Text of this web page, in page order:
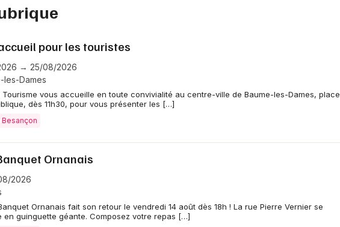
pour les touristes
→ 25/08/2026
les-Dames
Tourisme vous accueille en toute convivialité au centre-ville de Baume-les-Dames, place
dès 11h30, pour vous présenter les […]
Ornanais
2026
Ornanais fait son retour le vendredi 14 août dès 18h ! La rue Pierre Vernier se
en guinguette géante. Composez votre repas […]